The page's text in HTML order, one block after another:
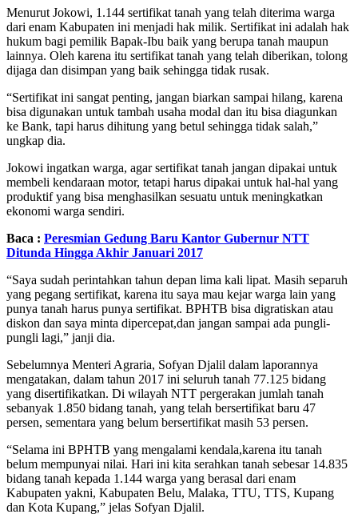
Menurut Jokowi, 1.144 sertifikat tanah yang telah diterima warga
dari enam Kabupaten ini menjadi hak milik. Sertifikat ini adalah hak
hukum bagi pemilik Bapak-Ibu baik yang berupa tanah maupun
lainnya. Oleh karena itu sertifikat tanah yang telah diberikan, tolong
dijaga dan disimpan yang baik sehingga tidak rusak.
“Sertifikat ini sangat penting, jangan biarkan sampai hilang, karena
bisa digunakan untuk tambah usaha modal dan itu bisa diagunkan
ke Bank, tapi harus dihitung yang betul sehingga tidak salah,”
ungkap dia.
Jokowi ingatkan warga, agar sertifikat tanah jangan dipakai untuk
membeli kendaraan motor, tetapi harus dipakai untuk hal-hal yang
produktif yang bisa menghasilkan sesuatu untuk meningkatkan
ekonomi warga sendiri.
Baca : Peresmian Gedung Baru Kantor Gubernur NTT
Ditunda Hingga Akhir Januari 2017
“Saya sudah perintahkan tahun depan lima kali lipat. Masih separuh
yang pegang sertifikat, karena itu saya mau kejar warga lain yang
punya tanah harus punya sertifikat. BPHTB bisa digratiskan atau
diskon dan saya minta dipercepat,dan jangan sampai ada pungli-
pungli lagi,” janji dia.
Sebelumnya Menteri Agraria, Sofyan Djalil dalam laporannya
mengatakan, dalam tahun 2017 ini seluruh tanah 77.125 bidang
yang disertifikatkan. Di wilayah NTT pergerakan jumlah tanah
sebanyak 1.850 bidang tanah, yang telah bersertifikat baru 47
persen, sementara yang belum bersertifikat masih 53 persen.
“Selama ini BPHTB yang mengalami kendala,karena itu tanah
belum mempunyai nilai. Hari ini kita serahkan tanah sebesar 14.835
bidang tanah kepada 1.144 warga yang berasal dari enam
Kabupaten yakni, Kabupaten Belu, Malaka, TTU, TTS, Kupang
dan Kota Kupang,” jelas Sofyan Djalil.